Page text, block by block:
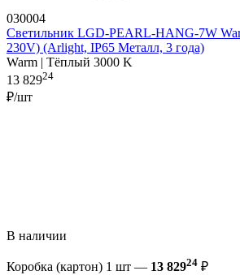
030004
Светильник LGD-PEARL-HANG-7W
230V) (Arlight, IP65 Металл, 3 года)
Warm | Тёплый 3000 K
13 82924
₽/шт
В наличии
Коробка (картон) 1 шт — 13 82924 ₽